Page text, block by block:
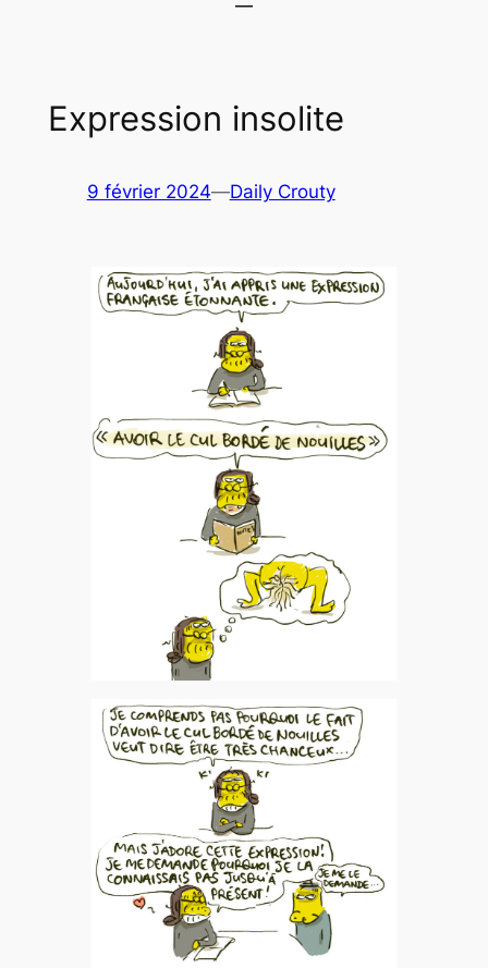
Expression insolite
9 février 2024—Daily Crouty